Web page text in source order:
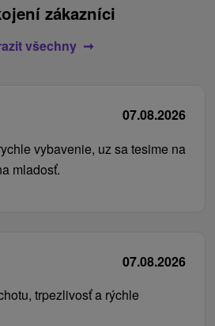
zákazníci
všechny
07.08.2026
vybavenie, uz sa tesime na
mladosť.
07.08.2026
trpezlivosť a rýchle